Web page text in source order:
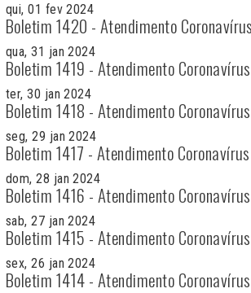
qui, 01 fev 2024
Boletim 1420 - Atendimento Coronavírus
qua, 31 jan 2024
Boletim 1419 - Atendimento Coronavírus
ter, 30 jan 2024
Boletim 1418 - Atendimento Coronavírus
seg, 29 jan 2024
Boletim 1417 - Atendimento Coronavírus
dom, 28 jan 2024
Boletim 1416 - Atendimento Coronavírus
sab, 27 jan 2024
Boletim 1415 - Atendimento Coronavírus
sex, 26 jan 2024
Boletim 1414 - Atendimento Coronavírus